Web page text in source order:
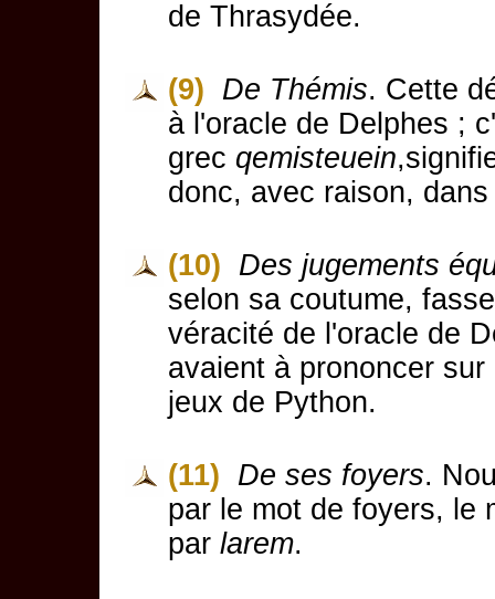
de Thrasydée.
(9) De Thémis. Cette
à l'oracle de Delphes ;
grec qemisteuein
donc, avec raison,
(10) Des jugements
selon sa coutume,
véracité de l'oracle de
avaient à prononcer
jeux de Python.
(11) De ses foyers.
par le mot de foyers, le
par larem.